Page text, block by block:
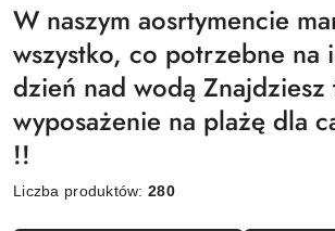
W naszym aosrtymencie
wszystko, co potrzebne na
dzień nad wodą Znajdziesz
wyposażenie na plażę dla
!!
Liczba produktów:280